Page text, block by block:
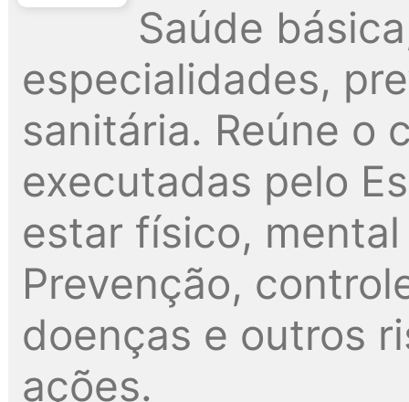
Saúde
especialidades,
sanitária. Reúne o
executadas pelo
estar físico,
Prevenção,
doenças e outros
ações.